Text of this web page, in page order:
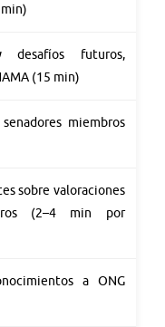
futuros,
(15 min)
miembros
sobre valoraciones
(2–4 min por
a ONG